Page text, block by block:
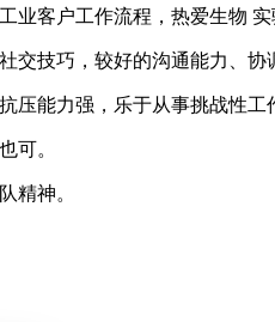
业客户工作流程，热爱生物 实
交技巧，较好的沟通能力、协
压能力强，乐于从事挑战性工
可。
精神。